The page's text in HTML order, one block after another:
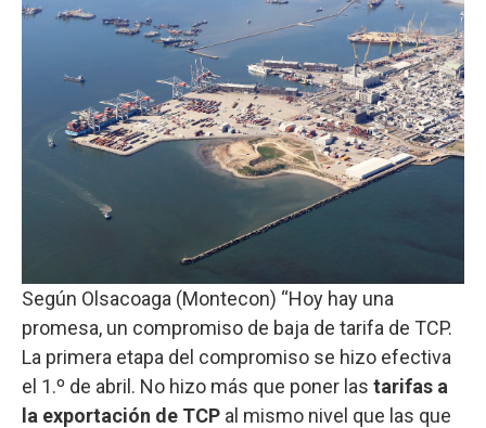
Según Olsacoaga (Montecon) “Hoy hay una
promesa, un compromiso de baja de tarifa de TCP.
La primera etapa del compromiso se hizo efectiva
el 1.º de abril. No hizo más que poner las tarifas a
la exportación de TCP al mismo nivel que las que